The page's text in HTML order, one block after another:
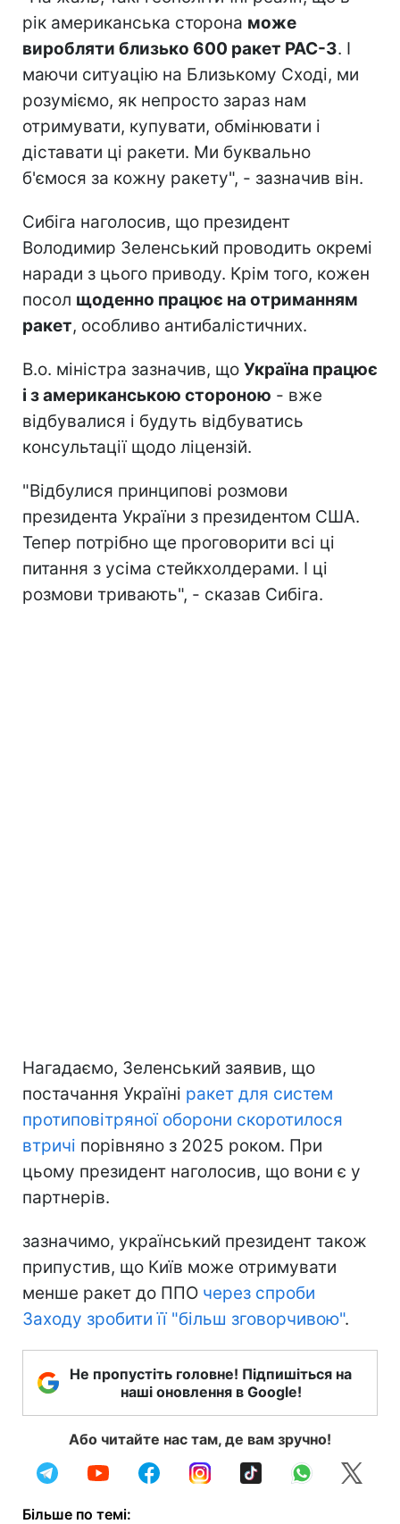
рік американська сторона може
виробляти близько 600 ракет PAC-3. І
маючи ситуацію на Близькому Сході, ми
розуміємо, як непросто зараз нам
отримувати, купувати, обмінювати і
діставати ці ракети. Ми буквально
б'ємося за кожну ракету", - зазначив він.
Сибіга наголосив, що президент
Володимир Зеленський проводить окремі
наради з цього приводу. Крім того, кожен
посол щоденно працює на отриманням
ракет, особливо антибалістичних.
В.о. міністра зазначив, що Україна працює
і з американською стороною - вже
відбувалися і будуть відбуватись
консультації щодо ліцензій.
"Відбулися принципові розмови
президента України з президентом США.
Тепер потрібно ще проговорити всі ці
питання з усіма стейкхолдерами. І ці
розмови тривають", - сказав Сибіга.
Нагадаємо, Зеленський заявив, що
постачання Україні ракет для систем
протиповітряної оборони скоротилося
втричі порівняно з 2025 роком. При
цьому президент наголосив, що вони є у
партнерів.
зазначимо, український президент також
припустив, що Київ може отримувати
менше ракет до ППО через спроби
Заходу зробити її "більш зговорчивою".
Не пропустіть головне! Підпишіться на
наші оновлення в Google!
Або читайте нас там, де вам зручно!
Більше по темі: